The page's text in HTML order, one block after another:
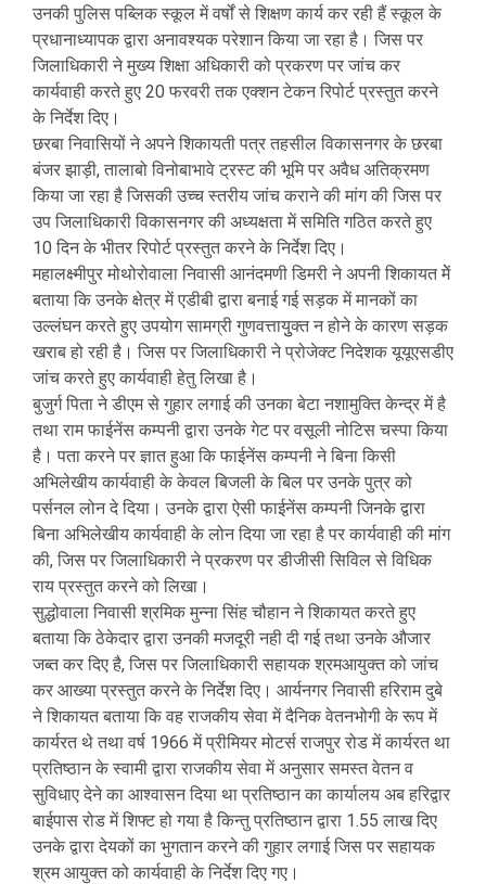
उनकी पुलिस पब्लिक स्कूल में वर्षों से शिक्षण कार्य कर रही हैं स्कूल के
प्रधानाध्यापक द्वारा अनावश्यक परेशान किया जा रहा है। जिस पर
जिलाधिकारी ने मुख्य शिक्षा अधिकारी को प्रकरण पर जांच कर
कार्यवाही करते हुए 20 फरवरी तक एक्शन टेकन रिपोर्ट प्रस्तुत करने
के निर्देश दिए।
छरबा निवासियों ने अपने शिकायती पत्र तहसील विकासनगर के छरबा
बंजर झाड़ी, तालाबो विनोबाभावे ट्रस्ट की भूमि पर अवैध अतिक्रमण
किया जा रहा है जिसकी उच्च स्तरीय जांच कराने की मांग की जिस पर
उप जिलाधिकारी विकासनगर की अध्यक्षता में समिति गठित करते हुए
10 दिन के भीतर रिपोर्ट प्रस्तुत करने के निर्देश दिए।
महालक्ष्मीपुर मोथोरोवाला निवासी आनंदमणी डिमरी ने अपनी शिकायत मेें
बताया कि उनके क्षेत्र में एडीबी द्वारा बनाई गई सड़क में मानकों का
उल्लंघन करते हुए उपयोग सामग्री गुणवत्तायुुक्त न होने के कारण सड़क
खराब हो रही है। जिस पर जिलाधिकारी ने प्रोजेक्ट निदेशक यूयूएसडीए
जांच करते हुए कार्यवाही हेतु लिखा है।
बुजुर्ग पिता ने डीएम से गुहार लगाई की उनका बेटा नशामुक्ति केन्द्र में है
तथा राम फाईनेंस कम्पनी द्वारा उनके गेट पर वसूली नोटिस चस्पा किया
है। पता करने पर ज्ञात हुआ कि फाईनेंस कम्पनी ने बिना किसी
अभिलेखीय कार्यवाही के केवल बिजली के बिल पर उनके पुत्र को
पर्सनल लोन दे दिया। उनके द्वारा ऐसी फाईनेंस कम्पनी जिनके द्वारा
बिना अभिलेखीय कार्यवाही के लोन दिया जा रहा है पर कार्यवाही की मांग
की, जिस पर जिलाधिकारी ने प्रकरण पर डीजीसी सिविल से विधिक
राय प्रस्तुत करने को लिखा।
सुद्धोवाला निवासी श्रमिक मुन्ना सिंह चौहान ने शिकायत करते हुए
बताया कि ठेकेदार द्वारा उनकी मजदूरी नही दी गई तथा उनके औजार
जब्त कर दिए है, जिस पर जिलाधिकारी सहायक श्रमआयुक्त को जांच
कर आख्या प्रस्तुत करने के निर्देश दिए। आर्यनगर निवासी हरिराम दुबे
ने शिकायत बताया कि वह राजकीय सेवा में दैनिक वेतनभोगी के रूप में
कार्यरत थे तथा वर्ष 1966 में प्रीमियर मोटर्स राजपुर रोड में कार्यरत था
प्रतिष्ठान के स्वामी द्वारा राजकीय सेवा में अनुसार समस्त वेतन व
सुविधाए देने का आश्वासन दिया था प्रतिष्ठान का कार्यालय अब हरिद्वार
बाईपास रोड में शिफ्ट हो गया है किन्तु प्रतिष्ठान द्वारा 1.55 लाख दिए
उनके द्वारा देयकों का भुगतान करने की गुहार लगाई जिस पर सहायक
श्रम आयुक्त को कार्यवाही के निर्देश दिए गए।